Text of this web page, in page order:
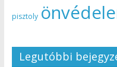
pisztoly
Legutóbbi